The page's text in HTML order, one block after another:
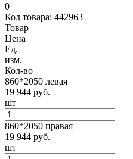
0
Код товара: 442963
Товар
Цена
Ед.
изм.
Кол-во
860*2050 левая
19 944 руб.
шт
860*2050 правая
19 944 руб.
шт